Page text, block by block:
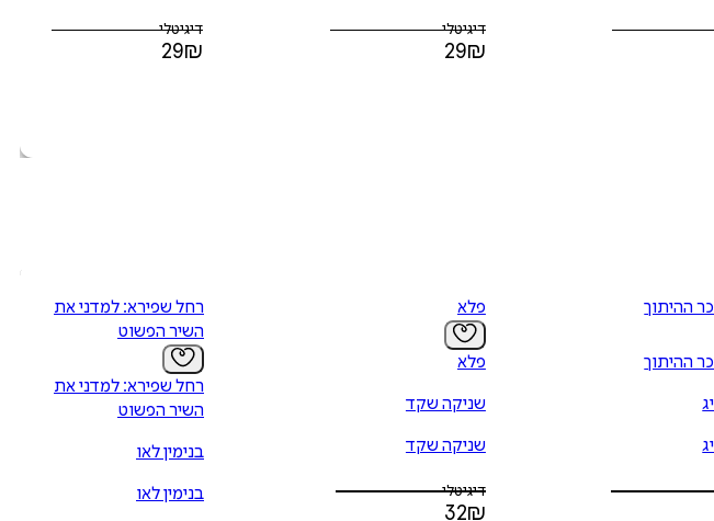
דיגיטלי
29₪
דיגיטלי
29₪
ההיתוך
ההיתוך
פלא
פלא
שניקה שקד
שניקה שקד
דיגיטלי
32₪
רחל שפירא: למדני את
השיר הפשוט
רחל שפירא: למדני את
השיר הפשוט
בנימין לאו
בנימין לאו